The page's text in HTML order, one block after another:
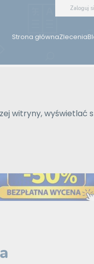
witryny, wyświetlać
Zaloguj
Strona głównaZlecenia